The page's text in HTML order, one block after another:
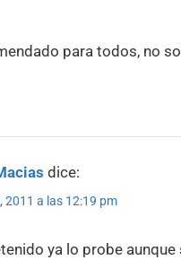
para todos, no
dice:
2011 a las 12:19 pm
ya lo probe